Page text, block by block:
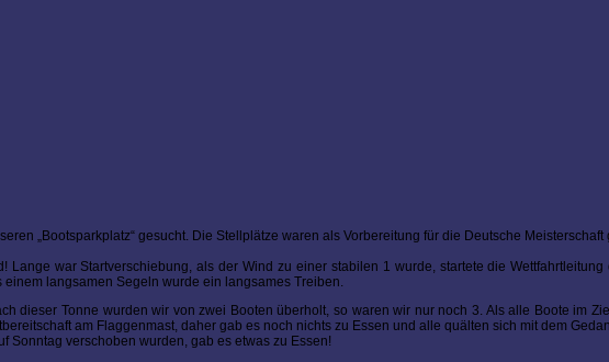
„Bootsparkplatz“ gesucht. Die Stellplätze waren als Vorbereitung für die Deutsche Meisterschaft
Lange war Startverschiebung, als der Wind zu einer stabilen 1 wurde, startete die Wettfahrtleitung
langsamen Segeln wurde ein langsames Treiben.
dieser Tonne wurden wir von zwei Booten überholt, so waren wir nur noch 3. Als alle Boote im
am Flaggenmast, daher gab es noch nichts zu Essen und alle quälten sich mit dem
Sonntag verschoben wurden, gab es etwas zu Essen!